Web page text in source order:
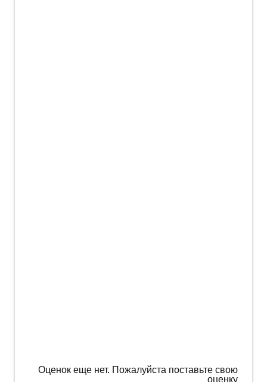
Оценок еще нет. Пожалуйста поставьте свою
оценку